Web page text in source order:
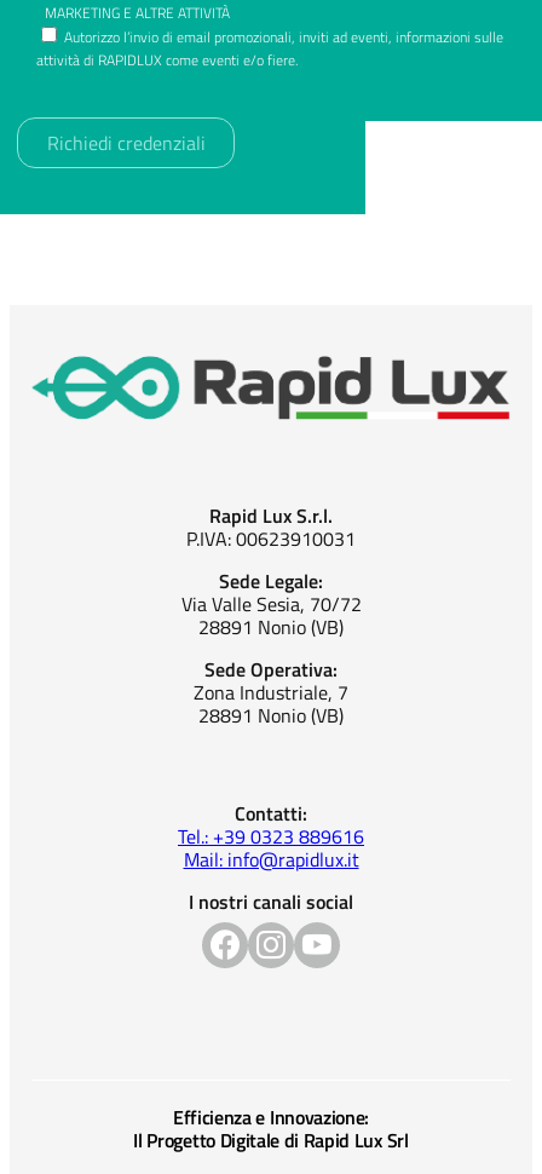
MARKETING E ALTRE ATTIVITÀ
Autorizzo l’invio di email promozionali, inviti ad eventi, informazioni sulle
attività di RAPIDLUX come eventi e/o fiere.
Rapid Lux S.r.l.
P.IVA: 00623910031
Sede Legale:
Via Valle Sesia, 70/72
28891 Nonio (VB)
Sede Operativa:
Zona Industriale, 7
28891 Nonio (VB)
Contatti:
Tel.: +39 0323 889616
Mail: info@rapidlux.it
I nostri canali social
Efficienza e Innovazione:
Il Progetto Digitale di Rapid Lux Srl